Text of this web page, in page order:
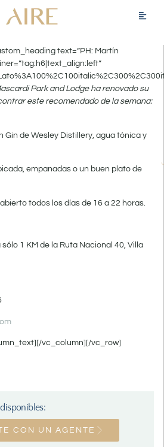
text=”PH: Martín
Park and Lodge ha renovado su
este recomendado de la semana:
Gin de Wesley Distillery, agua tónica y
empanadas o un buen plato de
todos los días de 16 a 22 horas.
1 KM de la Ruta Nacional 40, Villa
vc_column][/vc_row]
CON UN AGENTE